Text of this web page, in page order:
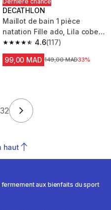
DECATHLON
Maillot de bain 1 pièce
natation Fille ado, Lila cobe
bleu
4.6
4.6 out of 5 stars from 117
(117)
99,00 MAD Prix avant la réduction
149,00 MAD33%
32
haut
aux bienfaits du sport